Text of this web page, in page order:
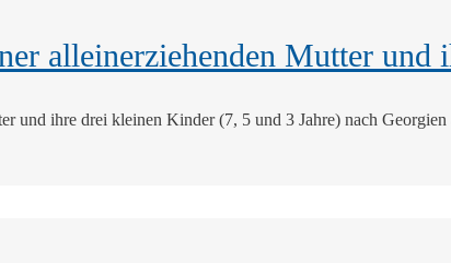
alleinerziehenden Mutter
und ihre drei kleinen Kinder (7, 5 und 3 Jahre) nach